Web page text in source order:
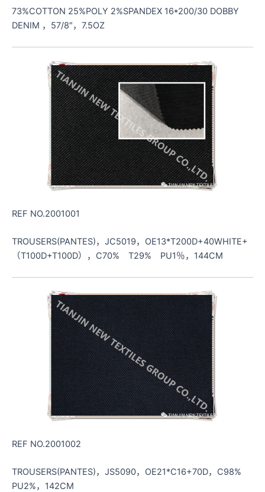
73%COTTON 25%POLY 2%SPANDEX 16*200/30 DOBBY
DENIM ，57/8″，7.5OZ
REF NO.2001001
TROUSERS(PANTES)，JC5019，OE13*T200D+40WHITE+
（T100D+T100D），C70% T29% PU1％，144CM
REF NO.2001002
TROUSERS(PANTES)，JS5090，OE21*C16+70D，C98%
PU2%，142CM